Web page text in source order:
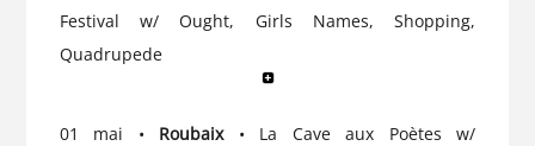
Festival w/ Ought, Girls Names, Shopping,
Quadrupede
01 mai • Roubaix• La Cave aux Poètes w/